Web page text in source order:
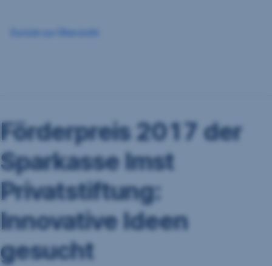
Förderpreis 2017 der
Sparkasse Imst
Privatstiftung:
Innovative Ideen
gesucht